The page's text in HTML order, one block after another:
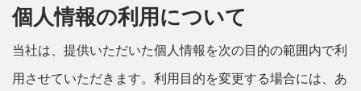
個人情報の利用について
当社は、提供いただいた個人情報を次の目的の範囲内で利
用させていただきます。利用目的を変更する場合には、あ